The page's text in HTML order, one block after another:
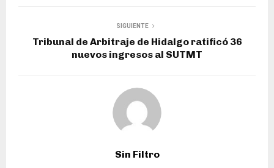
SIGUIENTE
Tribunal de Arbitraje de Hidalgo ratificó 36
nuevos ingresos al SUTMT
Sin Filtro